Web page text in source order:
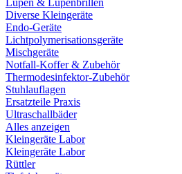
Lupen & Lupenbrillen
Diverse Kleingeräte
Endo-Geräte
Lichtpolymerisationsgeräte
Mischgeräte
Notfall-Koffer & Zubehör
Thermodesinfektor-Zubehör
Stuhlauflagen
Ersatzteile Praxis
Ultraschallbäder
Alles anzeigen
Kleingeräte Labor
Kleingeräte Labor
Rüttler